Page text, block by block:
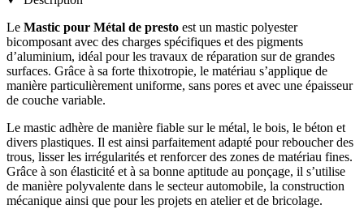
Le Mastic pour Métal de presto est un mastic polyester
bicomposant avec des charges spécifiques et des pigments
d’aluminium, idéal pour les travaux de réparation sur de grandes
surfaces. Grâce à sa forte thixotropie, le matériau s’applique de
manière particulièrement uniforme, sans pores et avec une épaisseur
de couche variable.
Le mastic adhère de manière fiable sur le métal, le bois, le béton et
divers plastiques. Il est ainsi parfaitement adapté pour reboucher des
trous, lisser les irrégularités et renforcer des zones de matériau fines.
Grâce à son élasticité et à sa bonne aptitude au ponçage, il s’utilise
de manière polyvalente dans le secteur automobile, la construction
mécanique ainsi que pour les projets en atelier et de bricolage.